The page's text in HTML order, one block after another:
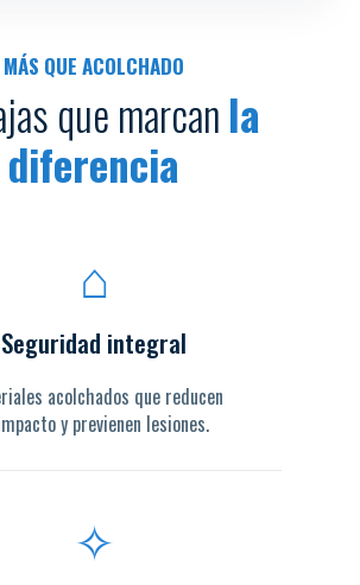
MÁS QUE ACOLCHADO
que marcanla
diferencia
⌂
Seguridad integral
acolchados que reducen
y previenen lesiones.
✧